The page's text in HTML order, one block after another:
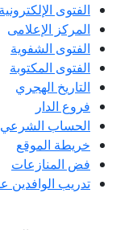
الفتوى الإلكترونية
المركز الإعلامى
الفتوى الشفوية
الفتوى المكتوبة
التاريخ الهجري
فروع الدار
الحساب الشرعي
خريطة الموقع
فض المنازعات
تدريب الوافدين